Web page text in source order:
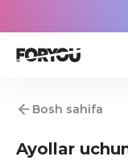
Bosh sahifa
Ayollar